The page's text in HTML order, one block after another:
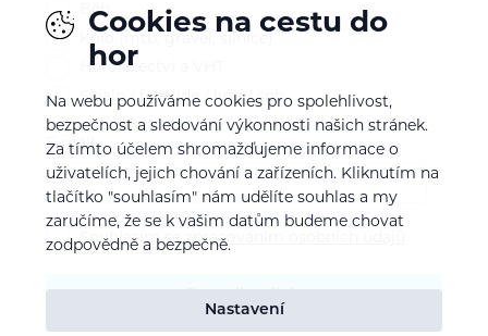
Běh
Horolezectví a VHT
Skialp / freeride / lyže / snb
E-mail
Souhlasím sezpracováním osobních údajů
Cookies na cestu do
hor
Na webu používáme cookies pro spolehlivost,
bezpečnost a sledování výkonnosti našich stránek.
Za tímto účelem shromažďujeme informace o
uživatelích, jejich chování a zařízeních. Kliknutím na
tlačítko "souhlasím" nám udělíte souhlas a my
zaručíme, že se k vašim datům budeme chovat
zodpovědně a bezpečně.
Nastavení